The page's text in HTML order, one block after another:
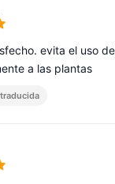
evita el uso
a las plantas